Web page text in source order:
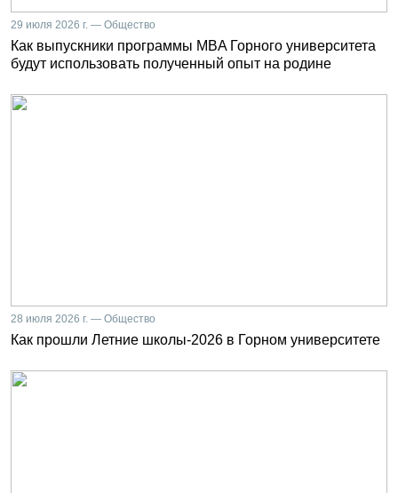
29 июля 2026 г. — Общество
Как выпускники программы MBA Горного университета
будут использовать полученный опыт на родине
28 июля 2026 г. — Общество
Как прошли Летние школы-2026 в Горном университете